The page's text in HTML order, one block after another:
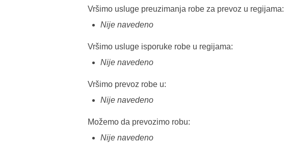
Vršimo usluge preuzimanja robe za prevoz u regijama:
Nije navedeno
Vršimo usluge isporuke robe u regijama:
Nije navedeno
Vršimo prevoz robe u:
Nije navedeno
Možemo da prevozimo robu:
Nije navedeno